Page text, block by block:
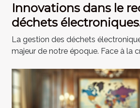
Innovations dans le
déchets électroniques
perspectives
La gestion des déchets
majeur de notre époque. Face à la